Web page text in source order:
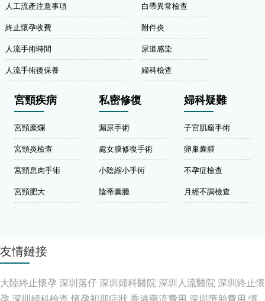
人工流產注意事項
終止懷孕收費
人流手術時間
人流手術後保養
白帶異常檢查
附件炎
尿道感染
婦科檢查
宮頸疾病
宮頸糜爛
宮頸炎檢查
宮頸息肉手術
宮頸肥大
私密修復
漏尿手術
處女膜修復手術
小陰縮小手術
陰蒂囊腫
婦科疑難
子宮肌瘤手術
卵巢囊腫
不孕症檢查
月經不調檢查
友情鏈接
大陸終止懷孕 深圳落仔深圳婦科醫院深圳人流醫院深圳終止懷